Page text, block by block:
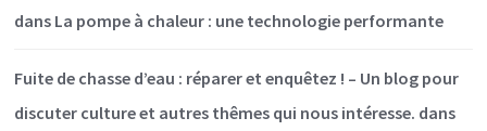
dans La pompe à chaleur : une technologie performante
Fuite de chasse d’eau : réparer et enquêtez ! – Un blog pour
discuter culture et autres thêmes qui nous intéresse. dans